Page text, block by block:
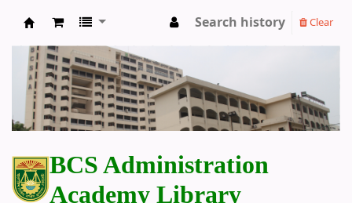
BCS Administration Academy Library
Search history Clear
BCS Administration
Academy Library